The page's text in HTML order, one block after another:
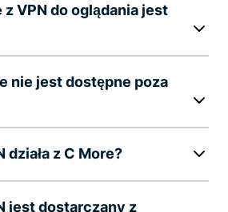
VPN do oglądania jest
nie jest dostępne poza
działa z C More?
jest dostarczany z